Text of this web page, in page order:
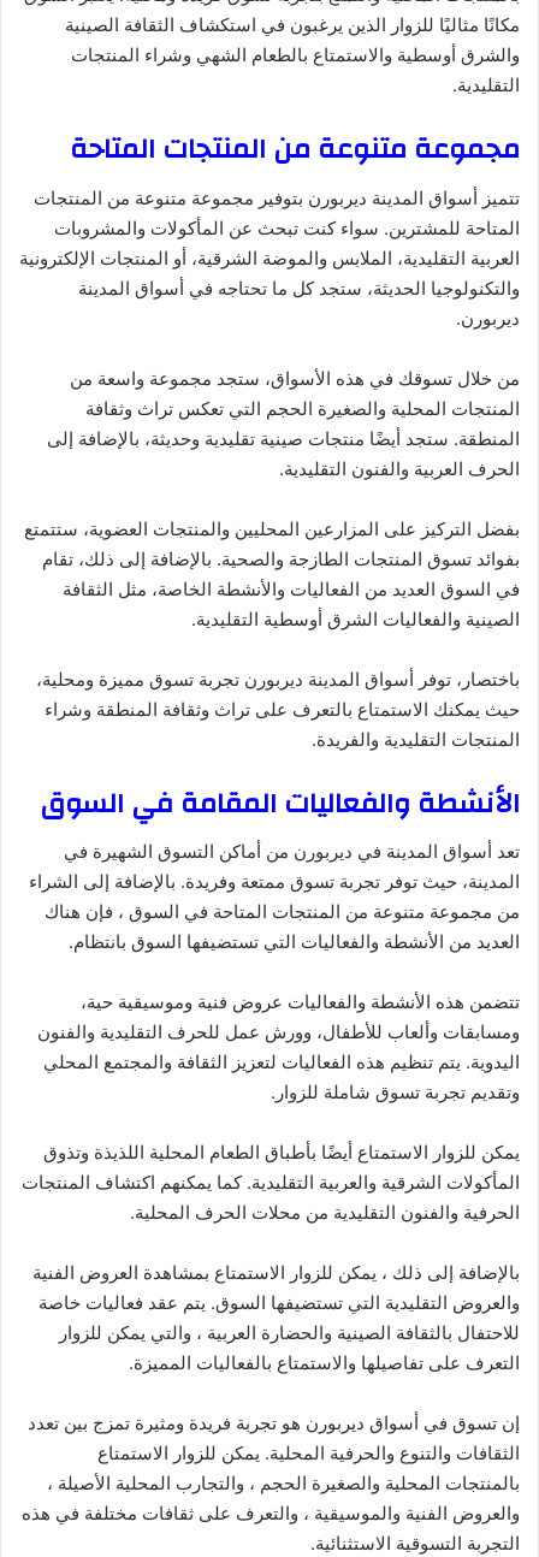
مكانًا مثاليًا للزوار الذين يرغبون في استكشاف الثقافة الصينية
والشرق أوسطية والاستمتاع بالطعام الشهي وشراء المنتجات
التقليدية.
مجموعة متنوعة من المنتجات المتاحة
تتميز أسواق المدينة ديربورن بتوفير مجموعة متنوعة من المنتجات
المتاحة للمشترين. سواء كنت تبحث عن المأكولات والمشروبات
العربية التقليدية، الملابس والموضة الشرقية، أو المنتجات الإلكترونية
والتكنولوجيا الحديثة، ستجد كل ما تحتاجه في أسواق المدينة
ديربورن.
من خلال تسوقك في هذه الأسواق، ستجد مجموعة واسعة من
المنتجات المحلية والصغيرة الحجم التي تعكس تراث وثقافة
المنطقة. ستجد أيضًا منتجات صينية تقليدية وحديثة، بالإضافة إلى
الحرف العربية والفنون التقليدية.
بفضل التركيز على المزارعين المحليين والمنتجات العضوية، ستتمتع
بفوائد تسوق المنتجات الطازجة والصحية. بالإضافة إلى ذلك، تقام
في السوق العديد من الفعاليات والأنشطة الخاصة، مثل الثقافة
الصينية والفعاليات الشرق أوسطية التقليدية.
باختصار، توفر أسواق المدينة ديربورن تجربة تسوق مميزة ومحلية،
حيث يمكنك الاستمتاع بالتعرف على تراث وثقافة المنطقة وشراء
المنتجات التقليدية والفريدة.
الأنشطة والفعاليات المقامة في السوق
تعد أسواق المدينة في ديربورن من أماكن التسوق الشهيرة في
المدينة، حيث توفر تجربة تسوق ممتعة وفريدة. بالإضافة إلى الشراء
من مجموعة متنوعة من المنتجات المتاحة في السوق ، فإن هناك
العديد من الأنشطة والفعاليات التي تستضيفها السوق بانتظام.
تتضمن هذه الأنشطة والفعاليات عروض فنية وموسيقية حية،
ومسابقات وألعاب للأطفال، وورش عمل للحرف التقليدية والفنون
اليدوية. يتم تنظيم هذه الفعاليات لتعزيز الثقافة والمجتمع المحلي
وتقديم تجربة تسوق شاملة للزوار.
يمكن للزوار الاستمتاع أيضًا بأطباق الطعام المحلية اللذيذة وتذوق
المأكولات الشرقية والعربية التقليدية. كما يمكنهم اكتشاف المنتجات
الحرفية والفنون التقليدية من محلات الحرف المحلية.
بالإضافة إلى ذلك ، يمكن للزوار الاستمتاع بمشاهدة العروض الفنية
والعروض التقليدية التي تستضيفها السوق. يتم عقد فعاليات خاصة
للاحتفال بالثقافة الصينية والحضارة العربية ، والتي يمكن للزوار
التعرف على تفاصيلها والاستمتاع بالفعاليات المميزة.
إن تسوق في أسواق ديربورن هو تجربة فريدة ومثيرة تمزج بين تعدد
الثقافات والتنوع والحرفية المحلية. يمكن للزوار الاستمتاع
بالمنتجات المحلية والصغيرة الحجم ، والتجارب المحلية الأصيلة ،
والعروض الفنية والموسيقية ، والتعرف على ثقافات مختلفة في هذه
التجربة التسوقية الاستثنائية.